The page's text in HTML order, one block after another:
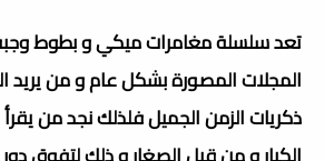
تعد سلسلة مغامرات ميكي و بطوط
المجلات المصورة بشكل عام و من يريد
ذكريات الزمن الجميل فلذلك نجد من يقرأ